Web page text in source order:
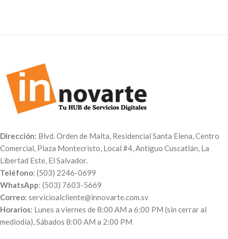
marco de madera,
diferentes mosaicos creativos,
ideales para decorar tu
habitación, sala u
oficina, también es una bonita
opción de regalo. IVA incluido.
fotografías al Correo:
servicioalcliente@innovarte.com.sv
o a nuestro WhatsApp:(503)
7603-5669. Puedes realizar el
pago a través de nuestra página
web para poder procesar tu
orden. A tu correo te enviaremos
número de pedido y el día en qué
Dirección: Blvd. Orden de Malta, Residencial Santa Elena, Centro
Comercial, Plaza Montecristo, Local #4, Antiguo Cuscatlán, La
Libertad Este, El Salvador.
Teléfono: (503) 2246-0699
WhatsApp: (503) 7603-5669
Correo: servicioalcliente@innovarte.com.sv
Horarios: Lunes a viernes de 8:00 AM a 6:00 PM (sin cerrar al
mediodía), Sábados 8:00 AM a 2:00 PM